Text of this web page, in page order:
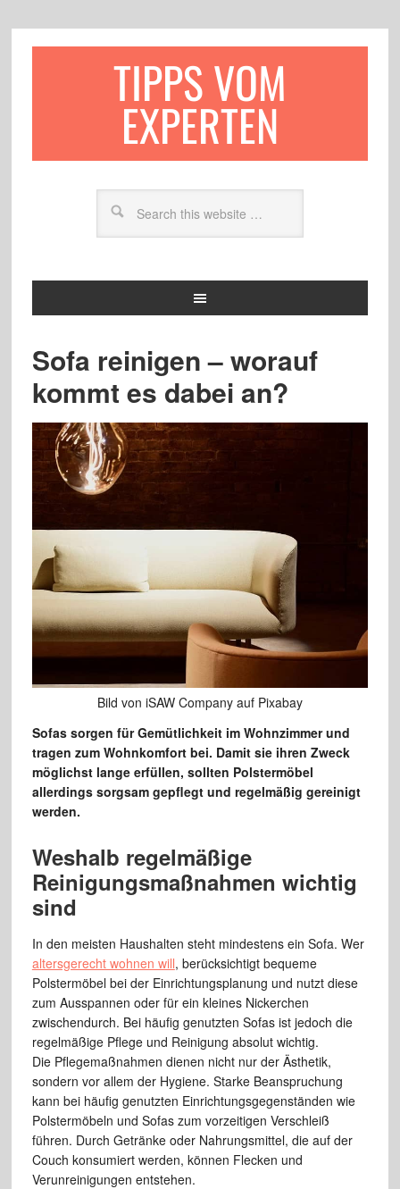
TIPPS VOM
EXPERTEN
Sofa reinigen – worauf
kommt es dabei an?
Bild von iSAW Company auf Pixabay
Sofas sorgen für Gemütlichkeit im Wohnzimmer und
tragen zum Wohnkomfort bei. Damit sie ihren Zweck
möglichst lange erfüllen, sollten Polstermöbel
allerdings sorgsam gepflegt und regelmäßig gereinigt
werden.
Weshalb regelmäßige
Reinigungsmaßnahmen wichtig
sind
In den meisten Haushalten steht mindestens ein Sofa. Wer
altersgerecht wohnen will, berücksichtigt bequeme
Polstermöbel bei der Einrichtungsplanung und nutzt diese
zum Ausspannen oder für ein kleines Nickerchen
zwischendurch. Bei häufig genutzten Sofas ist jedoch die
regelmäßige Pflege und Reinigung absolut wichtig.
Die Pflegemaßnahmen dienen nicht nur der Ästhetik,
sondern vor allem der Hygiene. Starke Beanspruchung
kann bei häufig genutzten Einrichtungsgegenständen wie
Polstermöbeln und Sofas zum vorzeitigen Verschleiß
führen. Durch Getränke oder Nahrungsmittel, die auf der
Couch konsumiert werden, können Flecken und
Verunreinigungen entstehen.